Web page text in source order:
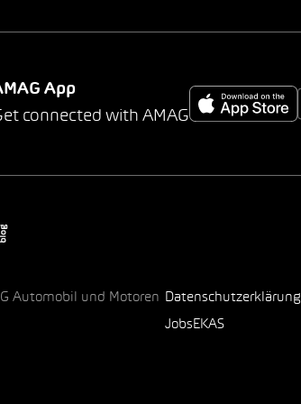
App
connected with AMAG
Automobil und Motoren Datenschutzerklärung
Jobs EKAS